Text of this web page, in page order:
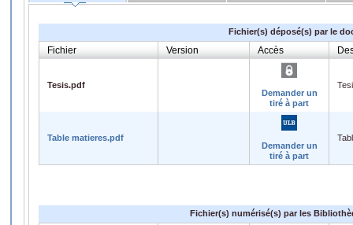
Fichier(s) déposé(s) par le
Fichier Version Accès
Tesis.pdf
Demander un
tiré à part
Table matieres.pdf
Demander un
tiré à part
Fichier(s) numérisé(s) par les